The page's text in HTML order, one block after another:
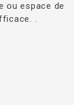
ou espace de
.